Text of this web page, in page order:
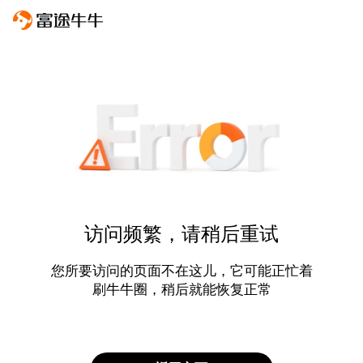
访问频繁，请稍后重试
您所要访问的页面不在这儿，它可能正忙着
刷牛牛圈，稍后就能恢复正常